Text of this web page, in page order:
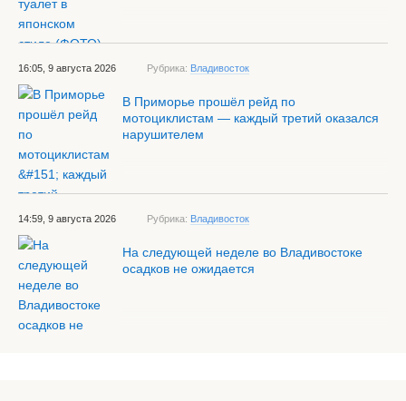
16:05, 9 августа 2026 Рубрика: Владивосток
В Приморье прошёл рейд по
мотоциклистам — каждый третий оказался
нарушителем
14:59, 9 августа 2026 Рубрика: Владивосток
На следующей неделе во Владивостоке
осадков не ожидается